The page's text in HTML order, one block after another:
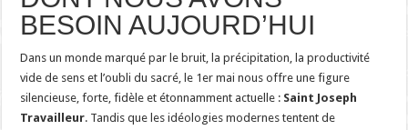
BESOIN AUJOURD’HUI
Dans un monde marqué par le bruit, la précipitation, la productivité
vide de sens et l’oubli du sacré, le 1er mai nous offre une figure
silencieuse, forte, fidèle et étonnamment actuelle : Saint Joseph
Travailleur. Tandis que les idéologies modernes tentent de